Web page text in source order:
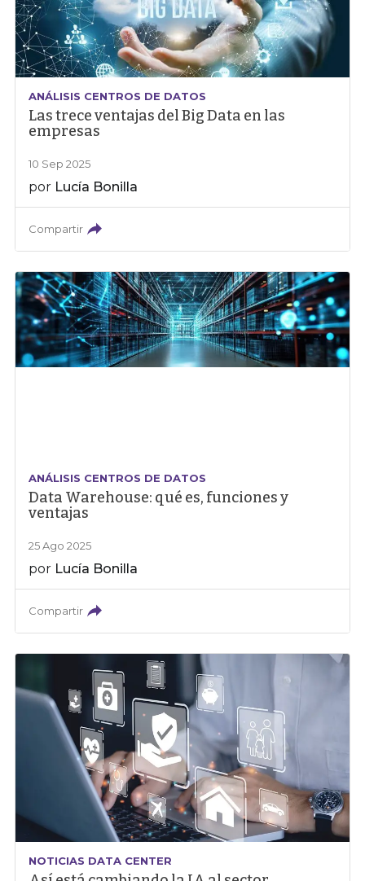
ANÁLISIS CENTROS DE DATOS
Las trece ventajas del Big Data en las
empresas
10 Sep 2025
por Lucía Bonilla
Compartir
ANÁLISIS CENTROS DE DATOS
Data Warehouse: qué es, funciones y
ventajas
25 Ago 2025
por Lucía Bonilla
Compartir
NOTICIAS DATA CENTER